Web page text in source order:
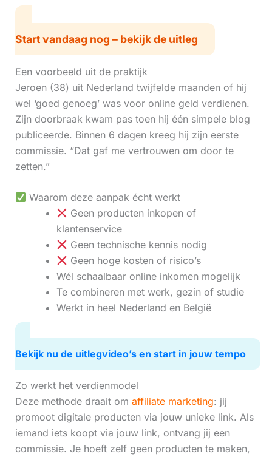
Start vandaag nog – bekijk de uitleg
Een voorbeeld uit de praktijk
Jeroen (38) uit Nederland twijfelde maanden of hij
wel ‘goed genoeg’ was voor online geld verdienen.
Zijn doorbraak kwam pas toen hij één simpele blog
publiceerde. Binnen 6 dagen kreeg hij zijn eerste
commissie. “Dat gaf me vertrouwen om door te
zetten.”
Waarom deze aanpak écht werkt
Geen producten inkopen of
klantenservice
Geen technische kennis nodig
Geen hoge kosten of risico’s
Wél schaalbaar online inkomen mogelijk
Te combineren met werk, gezin of studie
Werkt in heel Nederland en België
Bekijk nu de uitlegvideo’s en start in jouw tempo
Zo werkt het verdienmodel
Deze methode draait om affiliate marketing: jij
promoot digitale producten via jouw unieke link. Als
iemand iets koopt via jouw link, ontvang jij een
commissie. Je hoeft zelf geen producten te maken,